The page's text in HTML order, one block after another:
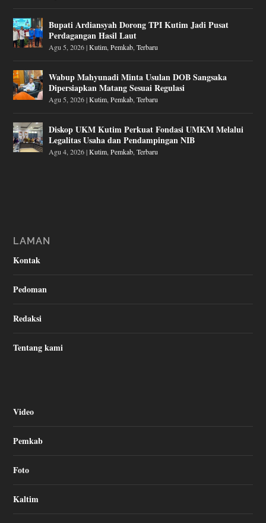
Bupati Ardiansyah Dorong TPI Kutim Jadi Pusat
Perdagangan Hasil Laut
Agu 5, 2026|Kutim ,Pemkab ,Terbaru
Wabup Mahyunadi Minta Usulan DOB Sangsaka
Dipersiapkan Matang Sesuai Regulasi
Agu 5, 2026|Kutim ,Pemkab ,Terbaru
Diskop UKM Kutim Perkuat Fondasi UMKM Melalui
Legalitas Usaha dan Pendampingan NIB
Agu 4, 2026|Kutim ,Pemkab ,Terbaru
LAMAN
Kontak
Pedoman
Redaksi
Tentang kami
Video
Pemkab
Foto
Kaltim